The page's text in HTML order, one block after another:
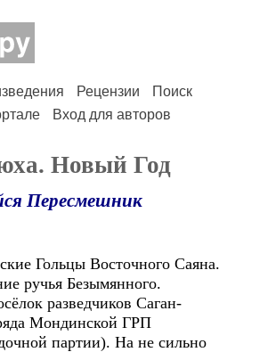
Рецензии
Поиск
Вход для авторов
Новый Год
Пересмешник
Гольцы Восточного Саяна.
ручья Безымянного.
разведчиков Саган-
Мондинской ГРП
партии). На не сильно